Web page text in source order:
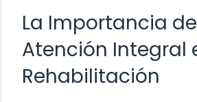
La Importancia
Atención Integral
Rehabilitación